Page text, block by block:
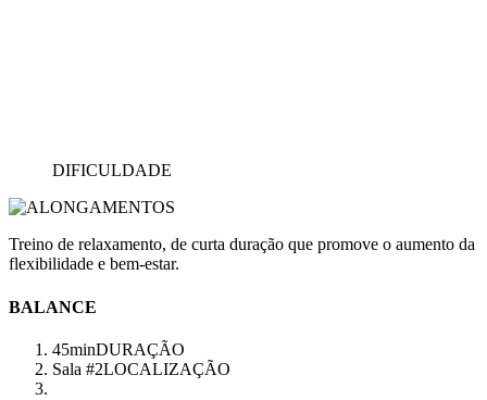
DIFICULDADE
Treino de relaxamento, de curta duração que promove o aumento da
flexibilidade e bem-estar.
BALANCE
45minDURAÇÃO
Sala #2LOCALIZAÇÃO